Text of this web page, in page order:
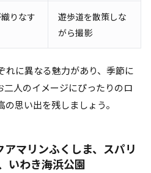
りなす
遊歩道を散策しな
がら撮影
れに異なる魅力があり、季節に
二人のイメージにぴったりのロ
思い出を残しましょう。
マリンふくしま、スパリ
いわき海浜公園